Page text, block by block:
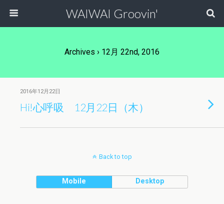
WAIWAI Groovin'
Archives › 12月 22nd, 2016
2016年12月22日
Hi!心呼吸 12月22日（木）
Back to top
Mobile Desktop